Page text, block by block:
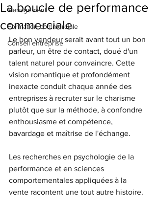
Management
Formation commerciale
Conseil entreprise
La boucle de performance
commerciale
Le bon vendeur serait avant tout un bon
parleur, un être de contact, doué d'un
talent naturel pour convaincre. Cette
vision romantique et profondément
inexacte conduit chaque année des
entreprises à recruter sur le charisme
plutôt que sur la méthode, à confondre
enthousiasme et compétence,
bavardage et maîtrise de l'échange.
Les recherches en psychologie de la
performance et en sciences
comportementales appliquées à la
vente racontent une tout autre histoire.